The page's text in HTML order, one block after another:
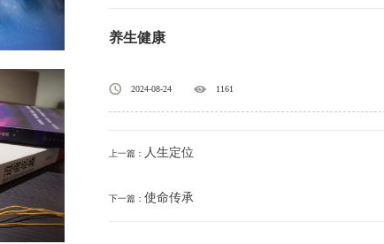
养生健康
2024-08-24 1161
上一篇： 人生定位
下一篇： 使命传承